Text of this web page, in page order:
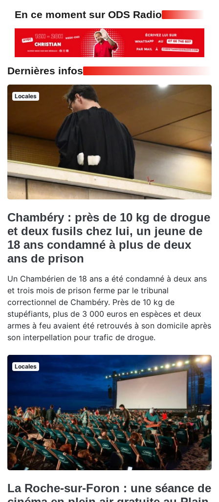
En ce moment sur ODS Radio
Dernières infos
Locales
Chambéry : près de 10 kg de drogue
et deux fusils chez lui, un jeune de
18 ans condamné à plus de deux
ans de prison
Un Chambérien de 18 ans a été condamné à deux ans
et trois mois de prison ferme par le tribunal
correctionnel de Chambéry. Près de 10 kg de
stupéfiants, plus de 3 000 euros en espèces et deux
armes à feu avaient été retrouvés à son domicile après
son interpellation pour trafic de drogue.
Locales
La Roche-sur-Foron : une séance de